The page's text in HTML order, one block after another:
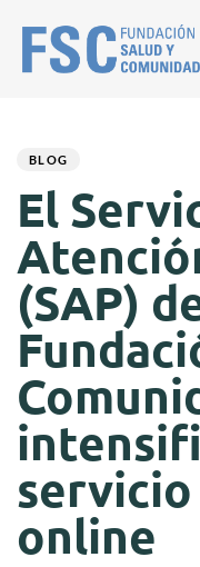
BLOG
El
(SAP)
online